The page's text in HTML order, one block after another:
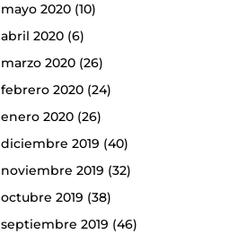
mayo 2020(10)
abril 2020(6)
marzo 2020(26)
febrero 2020(24)
enero 2020(26)
diciembre 2019 (40)
noviembre 2019 (32)
octubre 2019 (38)
septiembre 2019 (46)